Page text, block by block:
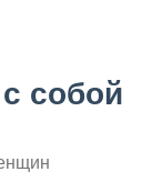
собой